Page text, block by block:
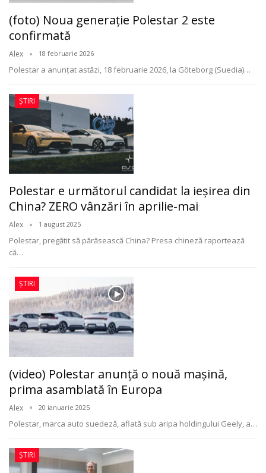
(foto) Noua generație Polestar 2 este
confirmată
Alex 18 februarie 2026
Polestar a anunțat astăzi, 18 februarie 2026, la Göteborg (Suedia)…
ȘTIRI
Polestar e următorul candidat la ieșirea din
China? ZERO vânzări în aprilie-mai
Alex 1 august 2025
Polestar, pregătit să părăsească China? Presa chineză raportează
că…
ȘTIRI
(video) Polestar anunță o nouă mașină,
prima asamblată în Europa
Alex 20 ianuarie 2025
Polestar, marca auto suedeză, aflată sub aripa holdingului Geely, a…
ȘTIRI